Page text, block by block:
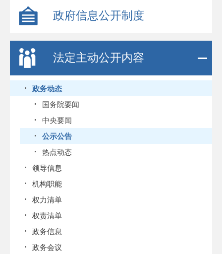
政府信息公开制度
法定主动公开内容
政务动态
国务院要闻
中央要闻
公示公告
热点动态
领导信息
机构职能
权力清单
权责清单
政务信息
政务会议